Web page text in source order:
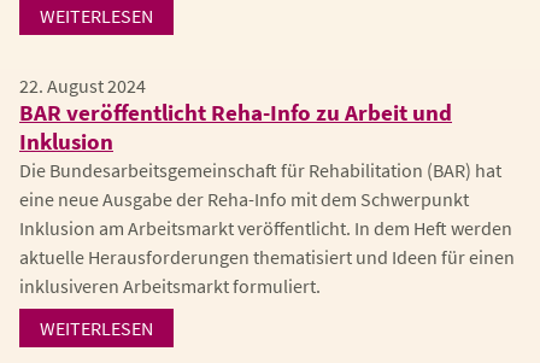
WEITERLESEN
22. August 2024
BAR veröffentlicht Reha-Info zu Arbeit und
Inklusion
Die Bundesarbeitsgemeinschaft für Rehabilitation (BAR) hat
eine neue Ausgabe der Reha-Info mit dem Schwerpunkt
Inklusion am Arbeitsmarkt veröffentlicht. In dem Heft werden
aktuelle Herausforderungen thematisiert und Ideen für einen
inklusiveren Arbeitsmarkt formuliert.
WEITERLESEN